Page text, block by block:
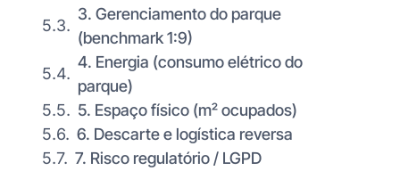
3. Gerenciamento do parque
(benchmark 1:9)
4. Energia (consumo elétrico do
parque)
5. Espaço físico (m² ocupados)
6. Descarte e logística reversa
7. Risco regulatório / LGPD